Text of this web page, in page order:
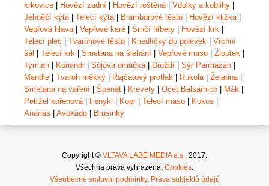
krkovice
Hovězí zadní Hovězí roštěná| Vdolky a koblihy
Jehněčí kýta| Telecí kýta| Bramborové těsto Hovězí kližka|
Vepřová hlava| Vepřové karé Srnčí hřbety Hovězí krk
Telecí plec
Tvarohové těsto Knedlíčky do polévek
Vrchní
šál
Telecí krk Smetana na šlehání Vepřové maso Žloutek
Tymián
Koriandr| Sójová omáčka| Droždí Sýr Parmazán
Mandle
Tvaroh měkký Rajčatový protlak Rukola| Želatina|
Smetana na vaření
Špenát Krevety Ocet Balsamico Mák
Petržel kořenová| Fenykl Kopr| Telecí maso Kokos
Ananas
Avokádo Brusinky
Copyright © VLTAVA LABE MEDIA a.s., 2017.
Všechna práva vyhrazena. Cookies.
Všeobecné smluvní podmínky. Práva subjektů údajů